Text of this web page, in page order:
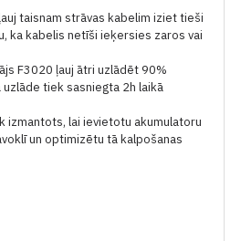
taisnam strāvas kabelim iziet tieši
ka kabelis netīši ieķersies zaros vai
F3020 ļauj ātri uzlādēt 90%
uzlāde tiek sasniegta 2h laikā
izmantots, lai ievietotu akumulatoru
un optimizētu tā kalpošanas